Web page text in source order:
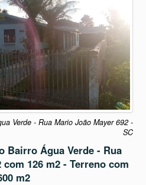
Verde - Rua Mario João Mayer 692 -
SC
Bairro Água Verde - Rua
126 m2 - Terreno com
m2